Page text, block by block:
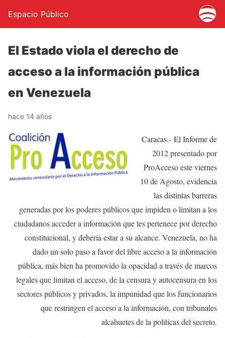
Espacio Público
El Estado viola el derecho de
acceso a la información pública
en Venezuela
hace 14 años
Caracas.- El Informe de
2012 presentado por
ProAcceso este viernes
10 de Agosto, evidencia
las distintas barreras
generadas por los poderes públicos que impiden o limitan a los
ciudadanos acceder a información que les pertenece por derecho
constitucional, y debería estar a su alcance. Venezuela, no ha
dado un solo paso a favor del libre acceso a la información
pública, más bien ha promovido la opacidad a través de marcos
legales que limitan el acceso, de la censura y autocensura en los
sectores públicos y privados, la impunidad que los funcionarios
que restringen el acceso a la información, con tribunales
alcahuetes de la políticas del secreto.